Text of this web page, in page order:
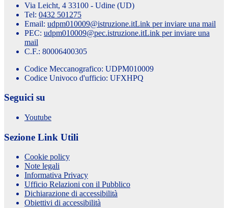
Via Leicht, 4 33100 - Udine (UD)
Tel: 0432 501275
Email: udpm010009@istruzione.itLink per inviare una mail
PEC: udpm010009@pec.istruzione.itLink per inviare una
mail
C.F.: 80006400305
Codice Meccanografico: UDPM010009
Codice Univoco d'ufficio: UFXHPQ
Seguici su
Youtube
Sezione Link Utili
Cookie policy
Note legali
Informativa Privacy
Ufficio Relazioni con il Pubblico
Dichiarazione di accessibilità
Obiettivi di accessibilità